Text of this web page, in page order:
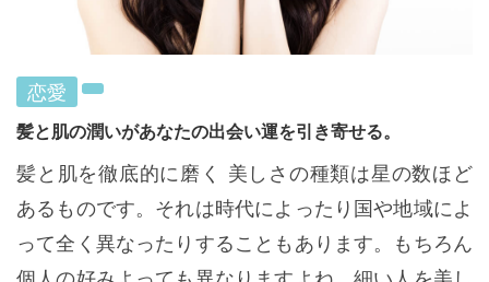
恋愛
髪と肌の潤いがあなたの出会い運を引き寄せる。
髪と肌を徹底的に磨く 美しさの種類は星の数ほど
あるものです。それは時代によったり国や地域によ
って全く異なったりすることもあります。もちろん